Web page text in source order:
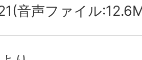
音声ファイル